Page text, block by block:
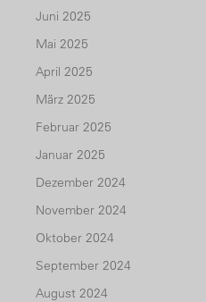
Juni 2025
Mai 2025
April 2025
März 2025
Februar 2025
Januar 2025
Dezember 2024
November 2024
Oktober 2024
September 2024
August 2024